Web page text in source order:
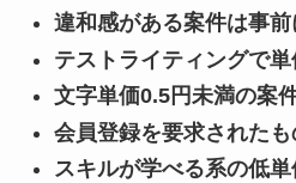
違和感がある案件は事
テストライティングで
文字単価0.5円未満の案
会員登録を要求された
スキルが学べる系の低